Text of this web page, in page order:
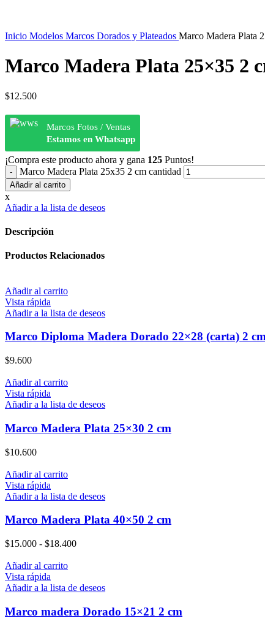
Inicio Modelos Marcos Dorados y Plateados Marco Madera Plata
Marco Madera Plata 25×35 2
$12.500
Marcos Fotos / Ventas
Estamos en Whatsapp
¡Compra este producto ahora y gana 125 Puntos!
Marco Madera Plata 25x35 2 cm cantidad
Añadir al carrito
x
Añadir a la lista de deseos
Descripción
Productos Relacionados
Añadir al carrito
Vista rápida
Añadir a la lista de deseos
Marco Diploma Madera Dorado 22×28 (carta) 2
$9.600
Añadir al carrito
Vista rápida
Añadir a la lista de deseos
Marco Madera Plata 25×30 2 cm
$10.600
Añadir al carrito
Vista rápida
Añadir a la lista de deseos
Marco Madera Plata 40×50 2 cm
$15.000 - $18.400
Añadir al carrito
Vista rápida
Añadir a la lista de deseos
Marco madera Dorado 15×21 2 cm